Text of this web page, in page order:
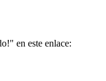
en este enlace: